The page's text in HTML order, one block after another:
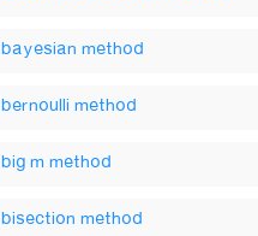
bayesian method
bernoulli method
big m method
bisection method